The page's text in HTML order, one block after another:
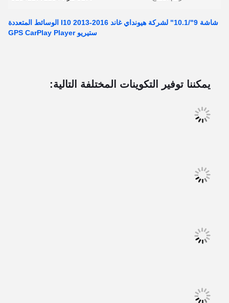
شاشة 9"/10.1" لشركة هيونداي غاند I10 2013-2016 الوسائط المتعددة
ستيريو GPS CarPlay Player
يمكننا توفير التكوينات المختلفة التالية: